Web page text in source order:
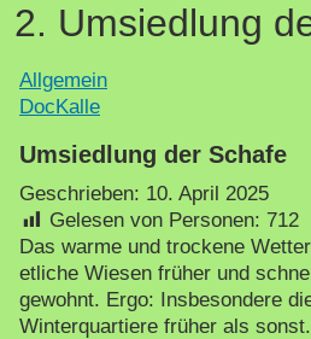
Umsiedlung
Allgemein
DocKalle
Umsiedlung der Schafe
Geschrieben: 10. April 2025
Gelesen von Personen: 712
Das warme und trockene
etliche Wiesen früher und
gewohnt. Ergo: Insbesondere
Winterquartiere früher als